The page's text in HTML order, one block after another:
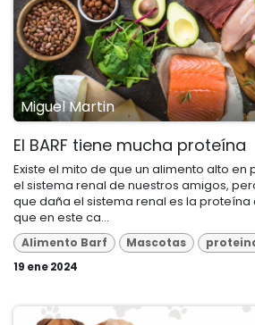
Miguel Martin
El BARF tiene mucha proteína
Existe el mito de que un alimento alto
el sistema renal de nuestros amigos,
que daña el sistema renal es la
que en este ca...
Alimento Barf Mascotas
19 ene 2024